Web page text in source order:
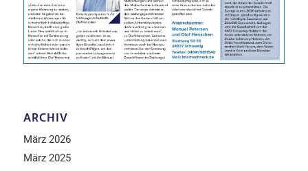
ARCHIV
März 2026
März 2025